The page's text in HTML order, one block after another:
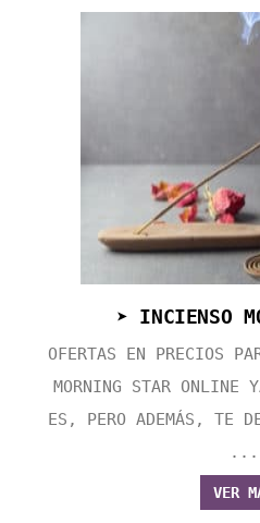
➤ INCIENSO
OFERTAS EN PRECIOS
MORNING STAR ONLINE
ES, PERO ADEMÁS, TE
...
VER